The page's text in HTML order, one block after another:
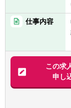
仕事内容
この求
申し